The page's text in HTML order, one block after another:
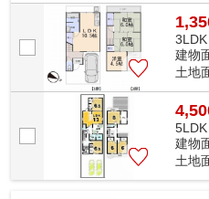
大変ですが平坦地なら楽ですよね♪ニー
3LDK
建物
土地
5LDK
建物
土地